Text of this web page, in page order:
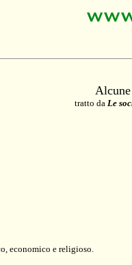
tratto da Le
economico e religioso.